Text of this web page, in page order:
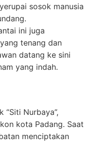
sosok manusia
ini juga
tenang dan
datang ke sini
yang indah.
Nurbaya”,
kota Padang. Saat
menciptakan